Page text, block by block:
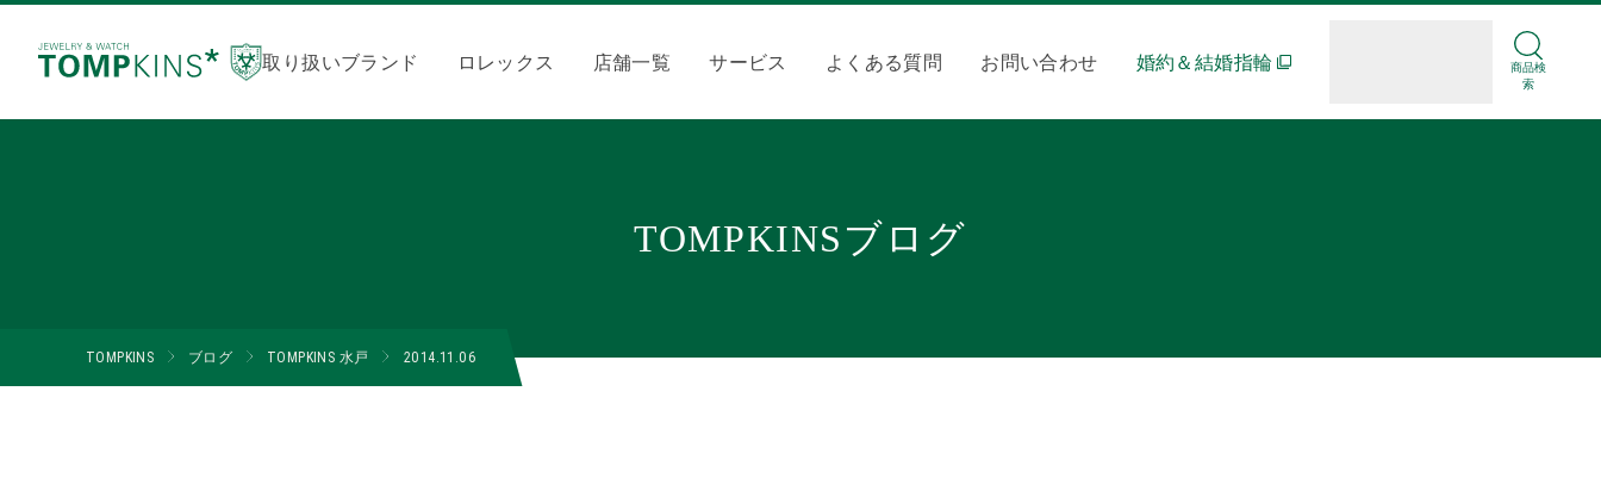
取り扱いブランド ロレックス 店舗一覧 サービス よくある質問 お問い合わせ 婚約＆結婚指輪
商品検
索
TOMPKINSブログ
TOMPKINS ブログ TOMPKINS 水戸 2014.11.06